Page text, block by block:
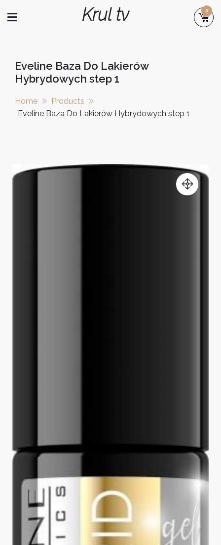
Krul tv 0
Eveline Baza Do Lakierów
Hybrydowych step 1
Home
Products
Eveline Baza Do Lakierów Hybrydowych step 1